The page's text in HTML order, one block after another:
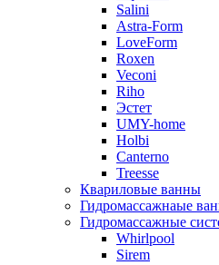
Salini
Astra-Form
LoveForm
Roxen
Veconi
Riho
Эстет
UMY-home
Holbi
Canterno
Treesse
Квариловые ванны
Гидромассажнаые
Гидромассажные
Whirlpool
Sirem